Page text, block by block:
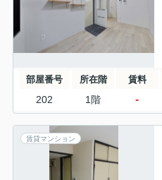
部屋番号 所在階 賃料
202 1階 -
賃貸マンション